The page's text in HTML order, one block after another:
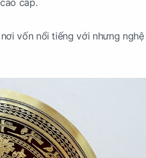
cấp.
vốn nổi tiếng với nhưng nghệ